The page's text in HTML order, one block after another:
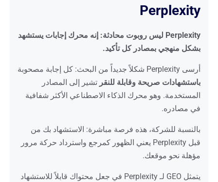
Perplexity
Perplexity ليس روبوت محادثة: إنه محرك إجابات يستشهد
بشكل منهجي بمصادر كل تأكيد.
أرسى Perplexity شكلاً جديداً من البحث: كل إجابة مصحوبة
باستشهادات صريحة وقابلة للنقرتشير إلى المصادر
المستخدمة. وهو محرك الذكاء الاصطناعي الأكثر شفافية
في مصادره.
بالنسبة للشركة، هذه فرصة مباشرة: الاستشهاد بك من
قبل Perplexity يعني الظهور كمرجع واسترداد حركة مرور
مؤهلة نحو موقعك.
يتمثل GEO لـ Perplexity في جعل محتواك قابلاً للاستشهاد